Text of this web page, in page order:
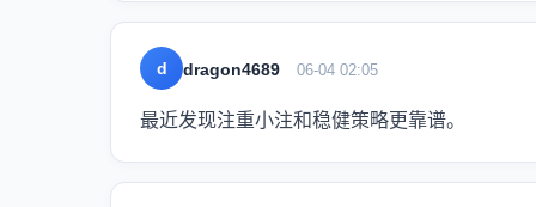
d dragon4689 06-04 02:05
最近发现注重小注和稳健策略更靠谱。